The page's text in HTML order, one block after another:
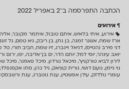
הכתבה התפרסמה ב־2 ב אפריל 2022
אירועים
אירוע, איתי בלאיש, איתם טובול, איתמר מקובר,
ארז שמח, אשגר זמנה, בן נתן , בן ריבק, גיא טמם, גל
דני מירב (הטייס), דניאל ויינברג, זיו שמח, חביב חורי, טל
יואב עינהר, יוסי למל, יותם הדר, ים בן־אדיבה, יפו , ירום
לירון לביא טורקניץ׳, מיכאל גורדון , מיכל פאוזנר, מיכל
נוי ניימן , נועם דושי, נורית קוניאק, ניל כהן , סתו אקסנפלד,
עומרי גולדזק, עידן אפשטיין , ענת גוטברג, ענת ורשבסקי,